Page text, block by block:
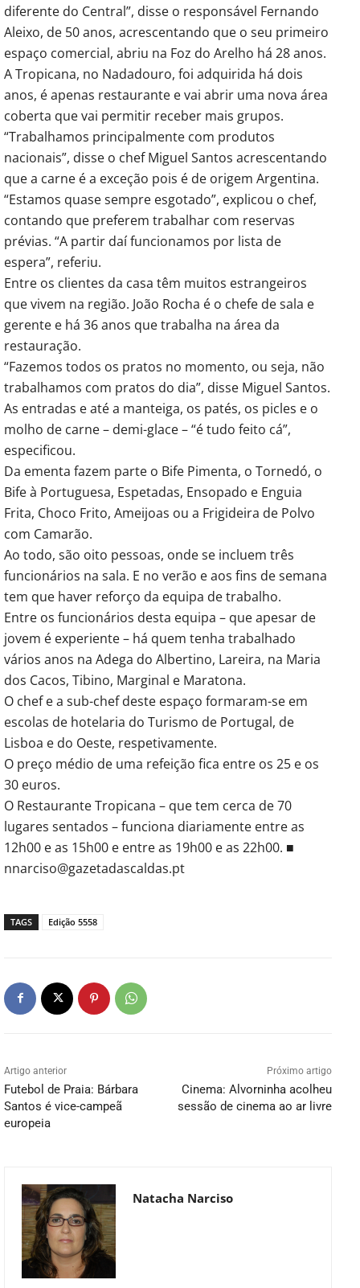
diferente do Central”, disse o responsável Fernando
Aleixo, de 50 anos, acrescentando que o seu primeiro
espaço comercial, abriu na Foz do Arelho há 28 anos.
A Tropicana, no Nadadouro, foi adquirida há dois
anos, é apenas restaurante e vai abrir uma nova área
coberta que vai permitir receber mais grupos.
“Trabalhamos principalmente com produtos
nacionais”, disse o chef Miguel Santos acrescentando
que a carne é a exceção pois é de origem Argentina.
“Estamos quase sempre esgotado”, explicou o chef,
contando que preferem trabalhar com reservas
prévias. “A partir daí funcionamos por lista de
espera”, referiu.
Entre os clientes da casa têm muitos estrangeiros
que vivem na região. João Rocha é o chefe de sala e
gerente e há 36 anos que trabalha na área da
restauração.
“Fazemos todos os pratos no momento, ou seja, não
trabalhamos com pratos do dia”, disse Miguel Santos.
As entradas e até a manteiga, os patés, os picles e o
molho de carne – demi-glace – “é tudo feito cá”,
especificou.
Da ementa fazem parte o Bife Pimenta, o Tornedó, o
Bife à Portuguesa, Espetadas, Ensopado e Enguia
Frita, Choco Frito, Ameijoas ou a Frigideira de Polvo
com Camarão.
Ao todo, são oito pessoas, onde se incluem três
funcionários na sala. E no verão e aos fins de semana
tem que haver reforço da equipa de trabalho.
Entre os funcionários desta equipa – que apesar de
jovem é experiente – há quem tenha trabalhado
vários anos na Adega do Albertino, Lareira, na Maria
dos Cacos, Tibino, Marginal e Maratona.
O chef e a sub-chef deste espaço formaram-se em
escolas de hotelaria do Turismo de Portugal, de
Lisboa e do Oeste, respetivamente.
O preço médio de uma refeição fica entre os 25 e os
30 euros.
O Restaurante Tropicana – que tem cerca de 70
lugares sentados – funciona diariamente entre as
12h00 e as 15h00 e entre as 19h00 e as 22h00. ■
nnarciso@gazetadascaldas.pt
TAGS Edição 5558
Artigo anterior
Futebol de Praia: Bárbara
Santos é vice-campeã
europeia
Próximo artigo
Cinema: Alvorninha acolheu
sessão de cinema ao ar livre
Natacha Narciso